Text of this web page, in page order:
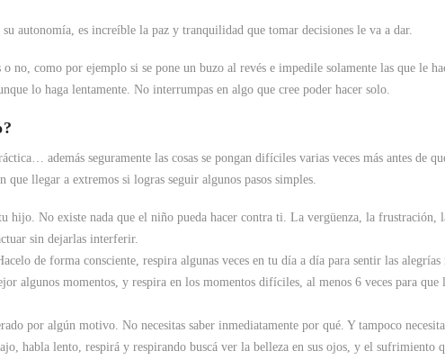
autonomía, es increíble la paz y tranquilidad que tomar decisiones le va a dar.
no, como por ejemplo si se pone un buzo al revés e impedile solamente las que le
lo haga lentamente. No interrumpas en algo que cree poder hacer solo.
además seguramente las cosas se pongan difíciles varias veces más antes de
que llegar a extremos si logras seguir algunos pasos simples.
hijo. No existe nada que el niño pueda hacer contra ti. La vergüenza, la frustración,
sin dejarlas interferir.
de forma consciente, respira algunas veces en tu día a día para sentir las alegrías
algunos momentos, y respira en los momentos difíciles, al menos 6 veces para que
por algún motivo. No necesitas saber inmediatamente por qué. Y tampoco
habla lento, respirá y respirando buscá ver la belleza en sus ojos, y el sufrimiento